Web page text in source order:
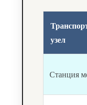
узел
Станция